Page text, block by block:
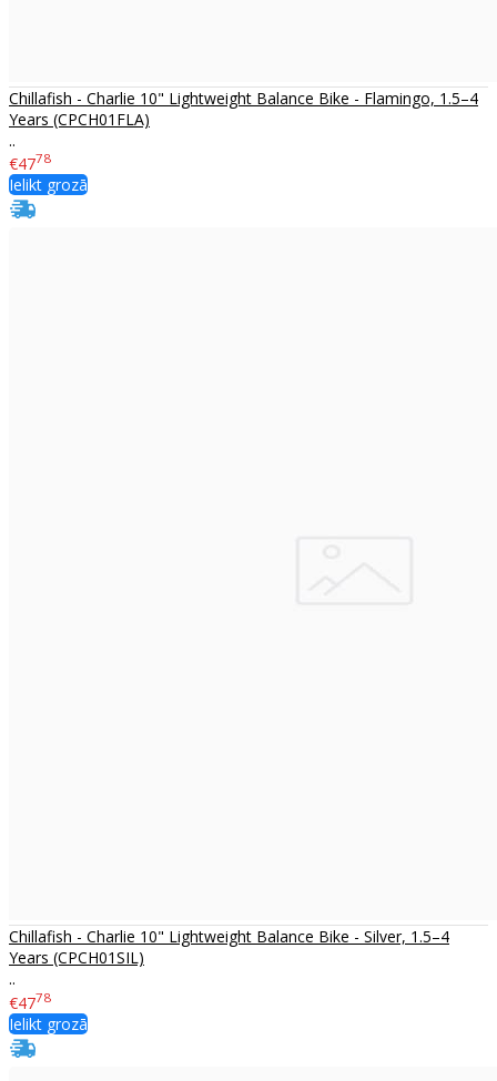
Chillafish - Charlie 10" Lightweight Balance Bike - Flamingo, 1.5–4
Years (CPCH01FLA)
..
€4778
Ielikt grozā
Chillafish - Charlie 10" Lightweight Balance Bike - Silver, 1.5–4
Years (CPCH01SIL)
..
€4778
Ielikt grozā